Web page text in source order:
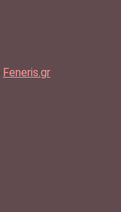
Feneris.gr